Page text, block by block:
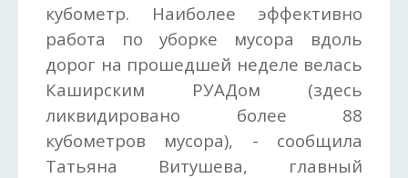
кубометр. Наиболее эффективно
работа по уборке мусора вдоль
дорог на прошедшей неделе велась
Каширским РУАДом (здесь
ликвидировано более 88
кубометров мусора), - сообщила
Татьяна Витушева, главный